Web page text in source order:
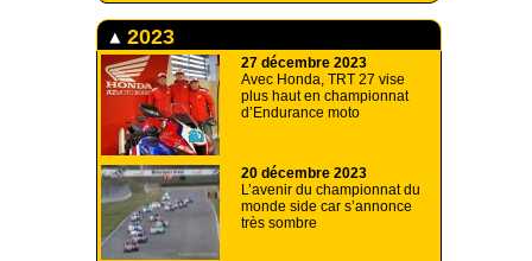
2023
27 décembre 2023
Avec Honda, TRT 27 vise
plus haut en championnat
d’Endurance moto
20 décembre 2023
L’avenir du championnat du
monde side car s’annonce
très sombre